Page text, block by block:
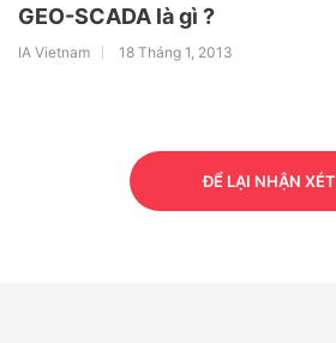
GEO-SCADA là gì ?
IA Vietnam 18 Tháng 1, 2013
ĐỂ LẠI NHẬN XÉT